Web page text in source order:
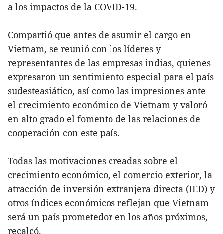
a los impactos de la COVID-19.
Compartió que antes de asumir el cargo en
Vietnam, se reunió con los líderes y
representantes de las empresas indias, quienes
expresaron un sentimiento especial para el país
sudesteasiático, así como las impresiones ante
el crecimiento económico de Vietnam y valoró
en alto grado el fomento de las relaciones de
cooperación con este país.
Todas las motivaciones creadas sobre el
crecimiento económico, el comercio exterior, la
atracción de inversión extranjera directa (IED) y
otros índices económicos reflejan que Vietnam
será un país prometedor en los años próximos,
recalcó.